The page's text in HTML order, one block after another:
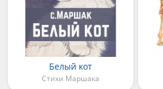
Белый кот
Стихи Маршака